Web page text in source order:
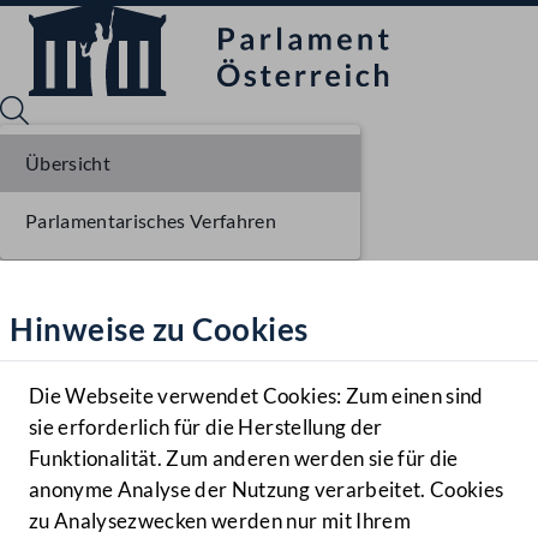
Hilfe
Benutzer
Navigationsmenü öffnen
MENÜ
Hinweise zu Cookies
Die Webseite verwendet Cookies: Zum einen sind
sie erforderlich für die Herstellung der
Funktionalität. Zum anderen werden sie für die
anonyme Analyse der Nutzung verarbeitet. Cookies
zu Analysezwecken werden nur mit Ihrem
Übersicht
Parlamentarisches Verfahren